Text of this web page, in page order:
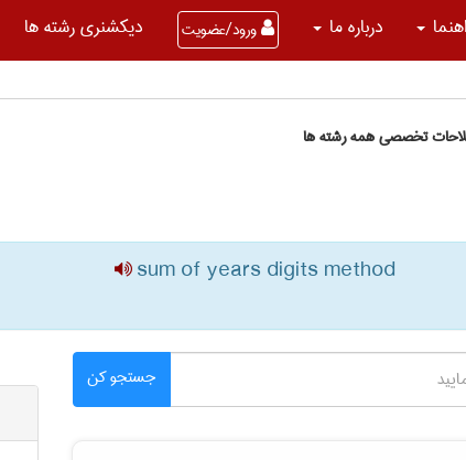
درباره ما ورود/عضویت دیکشنری رشته ها
تخصصی همه رشته ها
sum of years digits method
جستجو کن